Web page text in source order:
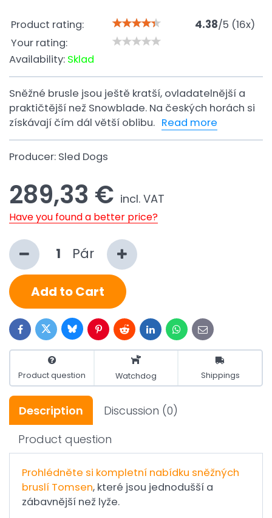
Product rating: 4.38/5 (16x)
Your rating:
Availability: Sklad
Sněžné brusle jsou ještě kratší, ovladatelnější a
praktičtější než Snowblade. Na českých horách si
získávají čím dál větší oblibu. Read more
Producer: Sled Dogs
289,33 € incl. VAT
Have you found a better price?
Pár
Add to Cart
FacebookTwitterBlueskyPinterestRedditLinkedInWhatsApp
E-
mail
Product question Watchdog Shippings
Description Discussion (0)
Product question
Prohlédněte si kompletní nabídku sněžných
bruslí Tomsen, které jsou jednodušší a
zábavnější než lyže.